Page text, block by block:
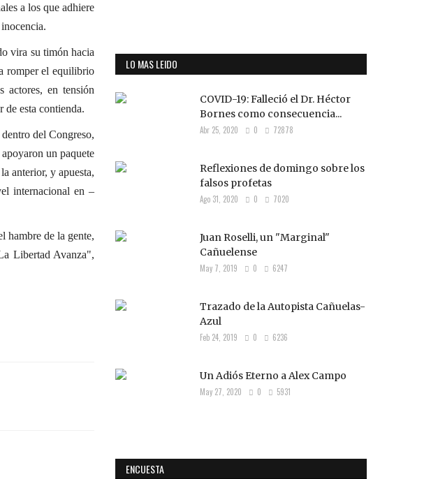
a los que adhiere
vira su timón hacia
romper el equilibrio
actores, en tensión
de esta contienda.
del Congreso,
un paquete
anterior, y apuesta,
internacional en –
hambre de la gente,
Libertad Avanza",
LO MAS LEIDO
COVID-19: Falleció el Dr. Héctor
Bornes como consecuencia...
Abr 25, 2020 0 72878
Reflexiones de domingo sobre los
falsos profetas
Ago 31, 2020 0 7020
Juan Roselli, un "Marginal"
Cañuelense
May 7, 2019 0 6247
Trazado de la Autopista Cañuelas-
Azul
Feb 24, 2019 0 6236
Un Adiós Eterno a Alex Campo
May 27, 2020 0 5931
ENCUESTA